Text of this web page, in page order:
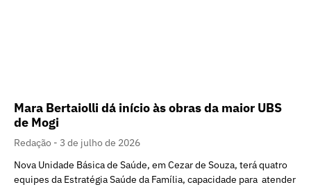
Mara Bertaiolli dá início às obras da maior UBS
de Mogi
Redação
3 de julho de 2026
Nova Unidade Básica de Saúde, em Cezar de Souza, terá quatro
equipes da Estratégia Saúde da Família, capacidade para atender